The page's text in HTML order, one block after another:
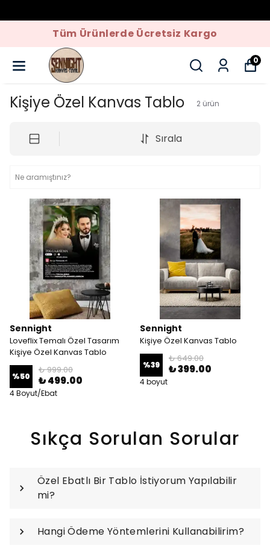
Tüm Ürünlerde Ücretsiz Kargo
0
Kişiye Özel Kanvas Tablo 2 ürün
Sırala
Sennight
Loveflix Temalı Özel Tasarım
Kişiye Özel Kanvas Tablo
%50
₺ 999.00
₺ 499.00
4 Boyut/Ebat
Sennight
Kişiye Özel Kanvas Tablo
%39
₺ 649.00
₺ 399.00
4 boyut
Sıkça Sorulan Sorular
Özel Ebatlı Bir Tablo İstiyorum Yapılabilir
mi?
Hangi Ödeme Yöntemlerini Kullanabilirim?